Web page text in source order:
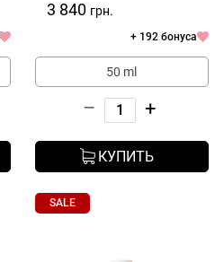
3 840 грн.
+ 192 бонуса
50 ml
– +
КУПИТЬ
SALE